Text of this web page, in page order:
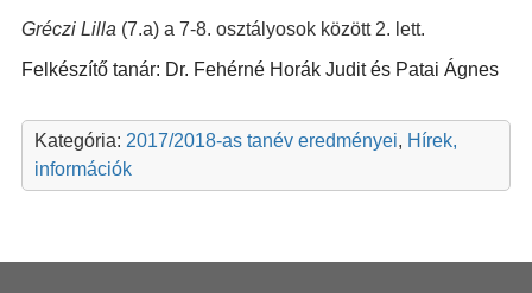
Gréczi Lilla (7.a) a 7-8. osztályosok között 2. lett.
Felkészítő tanár: Dr. Fehérné Horák Judit és Patai Ágnes
Kategória: 2017/2018-as tanév eredményei, Hírek,
információk